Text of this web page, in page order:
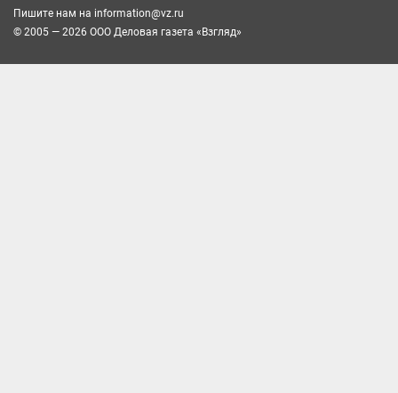
Пишите нам на information@vz.ru
© 2005 — 2026 ООО Деловая газета «Взгляд»